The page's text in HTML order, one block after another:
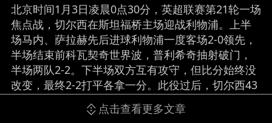
北京时间1月3日凌晨0点30分，英超联赛第21轮一场
焦点战，切尔西在斯坦福桥主场迎战利物浦。上半
场马内、萨拉赫先后进球利物浦一度客场2-0领先，
半场结束前科瓦契奇世界波，普利希奇抽射破门，
半场两队2-2。下半场双方互有攻守，但比分始终没
改变，最终2-2打平各拿一分。此役过后，切尔西43
分继续在积分榜第二，但已经落后领头羊曼城10分
之多，利物浦比切尔西少1分42分排名第三。（来
点击查看更多文章